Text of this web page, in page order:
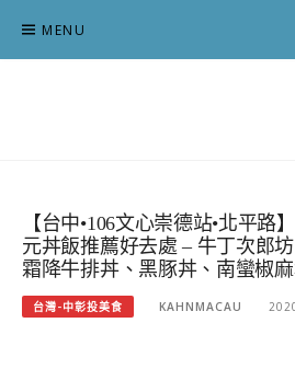
content
MENU
【台中•106文心崇德站•北平路
元丼飯推薦好去處 – 牛丁次郎
霜降牛排丼、黑豚丼、南蠻椒麻
台灣-中彰投美食 KAHNMACAU